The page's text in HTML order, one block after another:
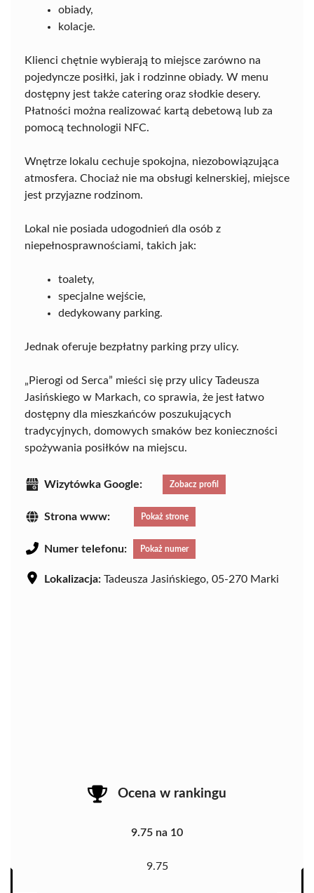
obiady,
kolacje.
Klienci chętnie wybierają to miejsce zarówno na
pojedyncze posiłki, jak i rodzinne obiady. W menu
dostępny jest także catering oraz słodkie desery.
Płatności można realizować kartą debetową lub za
pomocą technologii NFC.
Wnętrze lokalu cechuje spokojna, niezobowiązująca
atmosfera. Chociaż nie ma obsługi kelnerskiej, miejsce
jest przyjazne rodzinom.
Lokal nie posiada udogodnień dla osób z
niepełnosprawnościami, takich jak:
toalety,
specjalne wejście,
dedykowany parking.
Jednak oferuje bezpłatny parking przy ulicy.
„Pierogi od Serca” mieści się przy ulicy Tadeusza
Jasińskiego w Markach, co sprawia, że jest łatwo
dostępny dla mieszkańców poszukujących
tradycyjnych, domowych smaków bez konieczności
spożywania posiłków na miejscu.
Wizytówka Google: Zobacz profil
Strona www: Pokaż stronę
Numer telefonu: Pokaż numer
Lokalizacja: Tadeusza Jasińskiego, 05-270 Marki
Ocena w rankingu
9.75 na 10
9.75